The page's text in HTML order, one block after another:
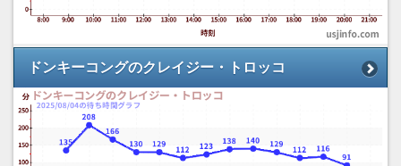
ドンキーコングのクレイジー・トロッコ